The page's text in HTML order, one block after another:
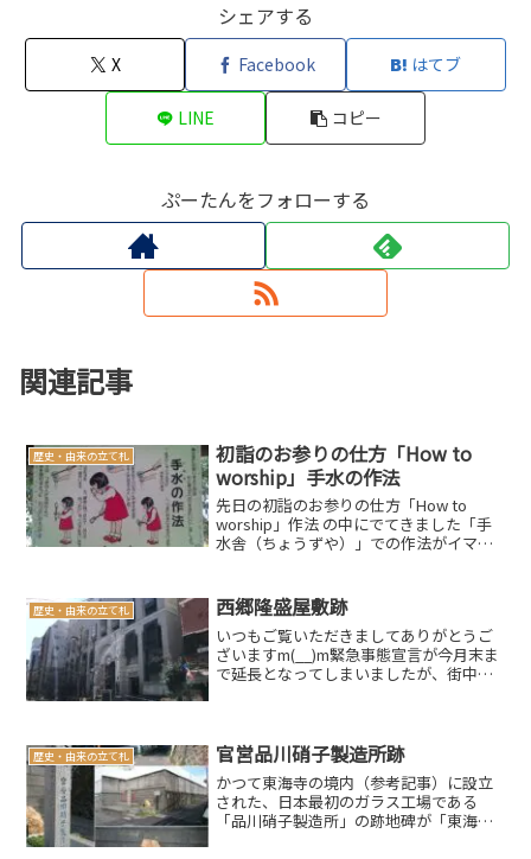
シェアする
X Facebook はてブ
LINE コピー
ぷーたんをフォローする
関連記事
歴史・由来の立て札
初詣のお参りの仕方「How to
worship」手水の作法
先日の初詣のお参りの仕方「How to
worship」作法 の中にでてきました「手
水舎（ちょうずや）」での作法がイマイ
押さえておきましょう。スポンサードリ
ンク(ads...
歴史・由来の立て札 西郷隆盛屋敷跡
いつもご覧いただきましてありがとうご
ざいますm(__)m緊急事態宣言が今月末ま
で延長となってしまいましたが、街中の
ワクチン接種が進ん...
歴史・由来の立て札 官営品川硝子製造所跡
かつて東海寺の境内（参考記事）に設立
された、日本最初のガラス工場である
「品川硝子製造所」の跡地碑が「東海寺